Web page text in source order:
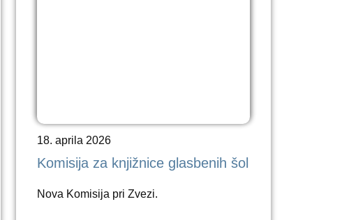
18. aprila 2026
Komisija za knjižnice glasbenih šol
Nova Komisija pri Zvezi.